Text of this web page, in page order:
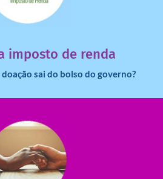
imposto de renda
sai do bolso do governo?
uma instituição e que esse
de ir para o governo?
saiba mais